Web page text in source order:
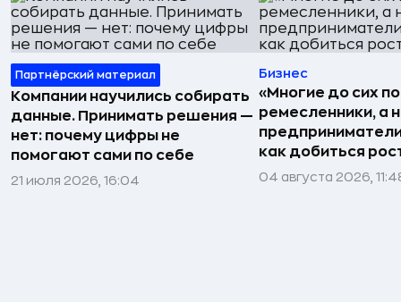
Партнёрский материал
Компании научились собирать
данные. Принимать решения —
нет: почему цифры не
помогают сами по себе
21 июля 2026, 16:04
Бизнес
«Многие до сих
ремесленники, а
как добиться
04 августа 2026,